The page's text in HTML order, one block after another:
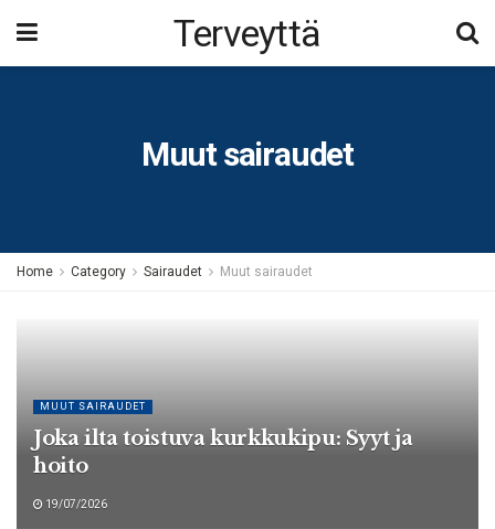
Terveyttä
Muut sairaudet
Home Category Sairaudet Muut sairaudet
MUUT SAIRAUDET
Joka ilta toistuva kurkkukipu: Syyt ja
hoito
19/07/2026